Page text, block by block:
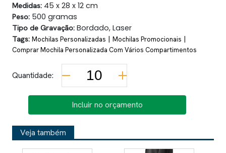
Medidas: 45 x 28 x 12 cm
Peso: 500 gramas
Tipo de Gravação: Bordado, Laser
Tags: Mochilas Personalizadas | Mochilas Promocionais |
Comprar Mochila Personalizada Com Vários Compartimentos
Quantidade:
Incluir no orçamento
Veja também